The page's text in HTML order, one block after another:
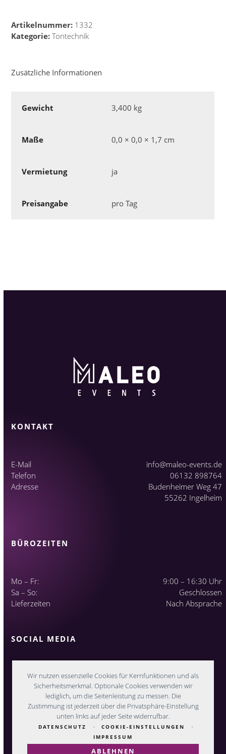
Wir nutzen essenzielle Cookies für Kernfunktionen und als
Sicherheitsmerkmal. Optionale Cookies verwenden wir
lediglich, um die Seitenleistung zu messen. Die
Zustimmung ist jederzeit über die Privatsphäre-Einstellung
unten links auf jeder Seite widerrufbar.
DATENSCHUTZ - COOKIE-EINSTELLUNGEN -
IMPRESSUM
ABLEHNEN
Artikelnummer: 1332
Kategorie:Tontechnik
Zusätzliche Informationen
Gewicht 3,400 kg
Maße 0,0 × 0,0 × 1,7 cm
Vermietung ja
Preisangabe pro Tag
KONTAKT
E-Mail
info@maleo-events.de
Telefon
06132 898764
Adresse
Budenheimer Weg 47
55262 Ingelheim
BÜROZEITEN
Mo – Fr:
9:00 – 16:30 Uhr
Sa – So:
Geschlossen
Lieferzeiten
Nach Absprache
SOCIAL MEDIA